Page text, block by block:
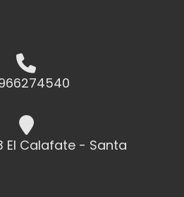
El Calafate - Santa